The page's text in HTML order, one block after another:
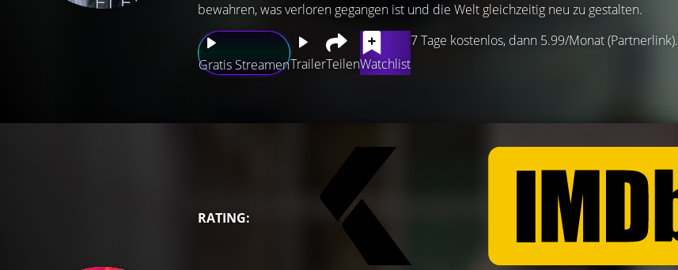
Gratis StreamenTrailerTeilenWatchlist
7 Tage kostenlos, dann 5.99/Monat (Partnerlink).
bewahren, was verloren gegangen ist und die Welt gleichzeitig neu zu gestalten.
RATING: